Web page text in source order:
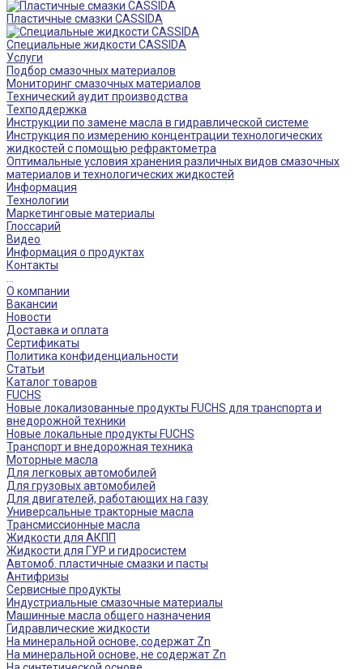
Пластичные смазки CASSIDA
Специальные жидкости CASSIDA
Услуги
Подбор смазочных материалов
Мониторинг смазочных материалов
Технический аудит производства
Техподдержка
Инструкции по замене масла в гидравлической системе
Инструкция по измерению концентрации технологических
жидкостей с помощью рефрактометра
Оптимальные условия хранения различных видов смазочных
материалов и технологических жидкостей
Информация
Технологии
Маркетинговые материалы
Глоссарий
Видео
Информация о продуктах
Контакты
О компании
Вакансии
Новости
Доставка и оплата
Сертификаты
Политика конфиденциальности
Статьи
Каталог товаров
FUCHS
Новые локализованные продукты FUCHS для транспорта и
внедорожной техники
Новые локальные продукты FUCHS
Транспорт и внедорожная техника
Моторные масла
Для легковых автомобилей
Для грузовых автомобилей
Для двигателей, работающих на газу
Универсальные тракторные масла
Трансмиссионные масла
Жидкости для АКПП
Жидкости для ГУР и гидросистем
Автомоб. пластичные смазки и пасты
Антифризы
Сервисные продукты
Индустриальные смазочные материалы
Машинные масла общего назначения
Гидравлические жидкости
На минеральной основе, содержат Zn
На минеральной основе, не содержат Zn